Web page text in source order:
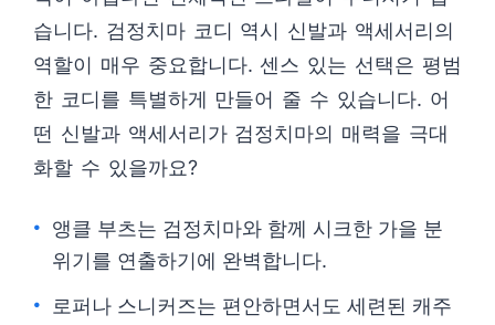
습니다. 검정치마 코디 역시 신발과 액세서리의
역할이 매우 중요합니다. 센스 있는 선택은 평범
한 코디를 특별하게 만들어 줄 수 있습니다. 어
떤 신발과 액세서리가 검정치마의 매력을 극대
화할 수 있을까요?
앵클 부츠는 검정치마와 함께 시크한 가을 분
위기를 연출하기에 완벽합니다.
로퍼나 스니커즈는 편안하면서도 세련된 캐주